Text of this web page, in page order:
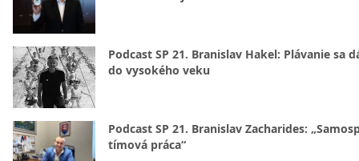
Podcast SP 21. Branislav Hakel: Plávanie sa
do vysokého veku
Podcast SP 21. Branislav Zacharides:
tímová práca“